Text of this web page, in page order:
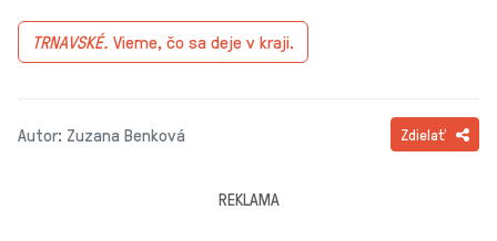
TRNAVSKÉ. Vieme, čo sa deje v kraji.
Autor: Zuzana Benková Zdielať
REKLAMA